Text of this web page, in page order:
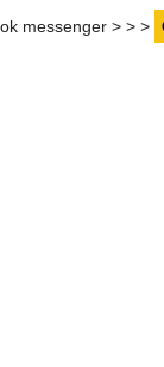
messenger > > >